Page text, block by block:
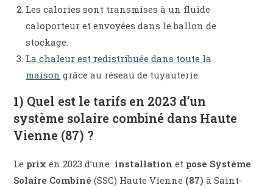
Les calories sont transmises à un fluide
caloporteur et envoyées dans le ballon de
stockage.
La chaleur est redistribuée dans toute la
maison grâce au réseau de tuyauterie.
1) Quel est le tarifs en 2023 d’un
système solaire combiné dans Haute
Vienne (87) ?
Le prixen 2023 d’une installationet pose Système
Solaire Combiné (SSC) Haute Vienne (87) à Saint-